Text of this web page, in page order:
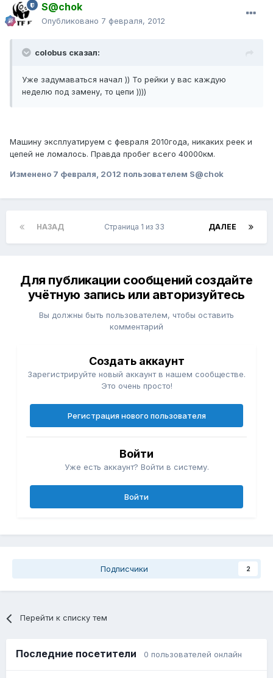
S@chok
Опубликовано 7 февраля, 2012
colobus сказал:
Уже задумаваться начал )) То рейки у вас каждую
неделю под замену, то цепи ))))
Машину эксплуатируем с февраля 2010года, никаких реек и
цепей не ломалось. Правда пробег всего 40000км.
Изменено 7 февраля, 2012 пользователем S@chok
НАЗАД ДАЛЕЕ
Страница 1 из 33
Для публикации сообщений создайте
учётную запись или авторизуйтесь
Вы должны быть пользователем, чтобы оставить
комментарий
Создать аккаунт
Зарегистрируйте новый аккаунт в нашем сообществе.
Это очень просто!
Регистрация нового пользователя
Войти
Уже есть аккаунт? Войти в систему.
Войти
Подписчики 2
Перейти к списку тем
Последние посетители 0 пользователей онлайн